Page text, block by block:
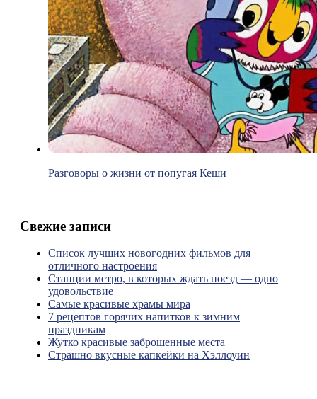
Разговоры о жизни от попугая Кеши
Свежие записи
Список лучших новогодних фильмов для
отличного настроения
Станции метро, в которых ждать поезд — одно
удовольствие
Самые красивые храмы мира
7 рецептов горячих напитков к зимним
праздникам
Жутко красивые заброшенные места
Страшно вкусные капкейки на Хэллоуин